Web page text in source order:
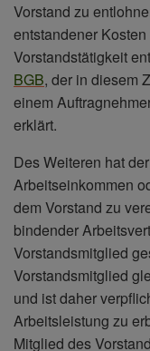
Vorstand zu
entstandener
Vorstandstätigkeit
BGB, der in diesem
einem
erklärt.
Des Weiteren hat
Arbeitseinkommen
dem Vorstand zu
bindender
Vorstandsmitglied
Vorstandsmitglied
und ist daher
Arbeitsleistung zu
Mitglied des